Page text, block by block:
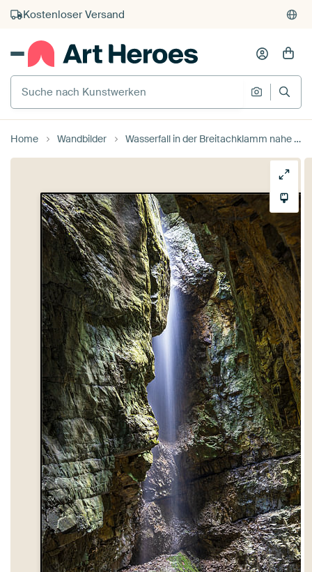
Kauf auf Rechnung
Individueller Druck auf Bestellung
Suche nach Kunstwerken
Suche
Home Wandbilder Wasserfall in der Breitachklamm nahe Oberstdorf in Bayern von Rico Ködder